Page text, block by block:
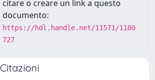
citare o creare un link a questo
documento:
https://hdl.handle.net/11571/1180
727
Citazioni